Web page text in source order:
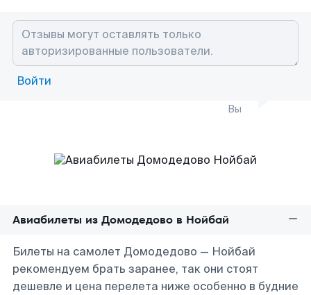
Войти
Вы
Авиабилеты из Домодедово в Нойбай
Билеты на самолет Домодедово — Нойбай
рекомендуем брать заранее, так они стоят
дешевле и цена перелета ниже особенно в будние